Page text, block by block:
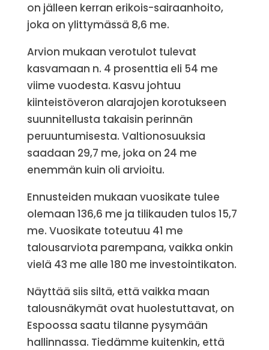
on jälleen kerran erikois-sairaanhoito,
joka on ylittymässä 8,6 me.
Arvion mukaan verotulot tulevat
kasvamaan n. 4 prosenttia eli 54 me
viime vuodesta. Kasvu johtuu
kiinteistöveron alarajojen korotukseen
suunnitellusta takaisin perinnän
peruuntumisesta. Valtionosuuksia
saadaan 29,7 me, joka on 24 me
enemmän kuin oli arvioitu.
Ennusteiden mukaan vuosikate tulee
olemaan 136,6 me ja tilikauden tulos 15,7
me. Vuosikate toteutuu 41 me
talousarviota parempana, vaikka onkin
vielä 43 me alle 180 me investointikaton.
Näyttää siis siltä, että vaikka maan
talousnäkymät ovat huolestuttavat, on
Espoossa saatu tilanne pysymään
hallinnassa. Tiedämme kuitenkin, että